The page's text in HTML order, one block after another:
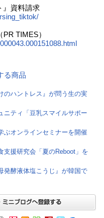
』資料請求
TIMES）
る商品
のハントレス』が問う生の実
ニティ「豆乳スマイルサポー
ぶオンラインセミナーを開催
支援研究会「夏のReboot」を
発酵液体塩こうじ』が韓国で